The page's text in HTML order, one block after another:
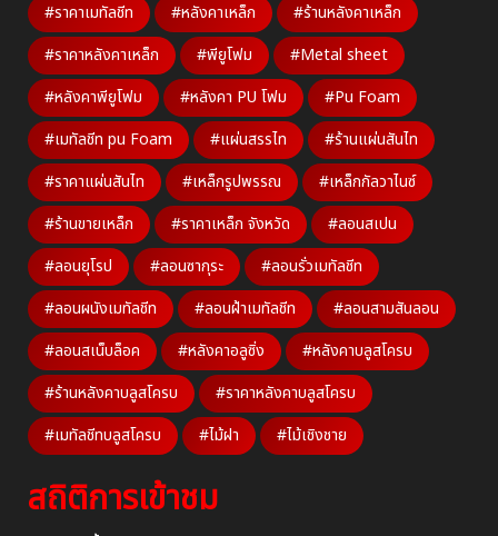
#ราคาเมทัลชีท
#หลังคาเหล็ก
#ร้านหลังคาเหล็ก
#ราคาหลังคาเหล็ก
#พียูโฟม
#Metal sheet
#หลังคาพียูโฟม
#หลังคา PU โฟม
#Pu Foam
#เมทัลชีท pu Foam
#แผ่นสรรไท
#ร้านแผ่นสันไท
#ราคาแผ่นสันไท
#เหล็กรูปพรรณ
#เหล็กกัลวาไนซ์
#ร้านขายเหล็ก
#ราคาเหล็ก จังหวัด
#ลอนสเปน
#ลอนยุโรป
#ลอนซากุระ
#ลอนรั่วเมทัลชีท
#ลอนผนังเมทัลชีท
#ลอนฝ้าเมทัลชีท
#ลอนสามสันลอน
#ลอนสเน็บล็อค
#หลังคาอลูซิ่ง
#หลังคาบลูสโครบ
#ร้านหลังคาบลูสโครบ
#ราคาหลังคาบลูสโครบ
#เมทัลชีทบลูสโครบ
#ไม้ฝา #ไม้เชิงชาย
สถิติการเข้าชม